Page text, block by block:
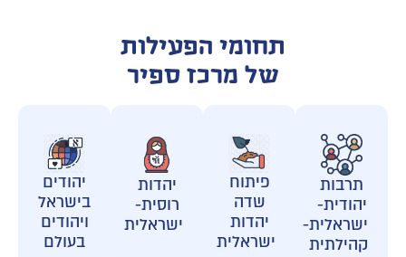
תחומי הפעילות
של מרכז ספיר
תרבות
יהודית-
ישראלית-
קהילתית
פיתוח
שדה
יהדות
ישראלית
יהדות
רוסית-
ישראלית
יהודים
בישראל
ויהודים
בעולם